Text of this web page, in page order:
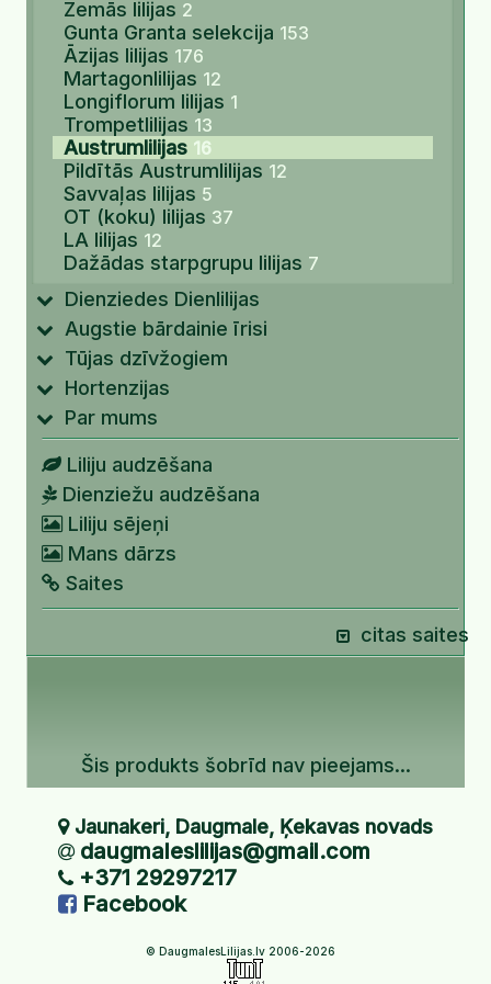
Zemās lilijas 2
Gunta Granta selekcija 153
Āzijas lilijas 176
Martagonlilijas 12
Longiflorum lilijas 1
Trompetlilijas 13
Austrumlilijas 16
Pildītās Austrumlilijas 12
Savvaļas lilijas 5
OT (koku) lilijas 37
LA lilijas 12
Dažādas starpgrupu lilijas 7
Dienziedes Dienlilijas
Augstie bārdainie īrisi
Tūjas dzīvžogiem
Hortenzijas
Par mums
Liliju audzēšana
Dienziežu audzēšana
Liliju sējeņi
Mans dārzs
Saites
citas saites
Šis produkts šobrīd nav pieejams...
Jaunakeri, Daugmale, Ķekavas novads
daugmaleslilijas@gmail.com
+371 29297217
Facebook
© DaugmalesLilijas.lv 2006-2026